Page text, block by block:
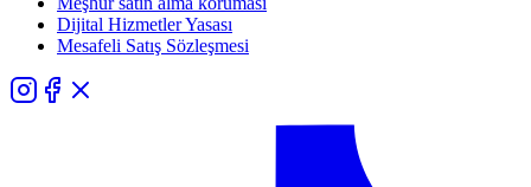
Dijital Hizmetler Yasası
Mesafeli Satış Sözleşmesi